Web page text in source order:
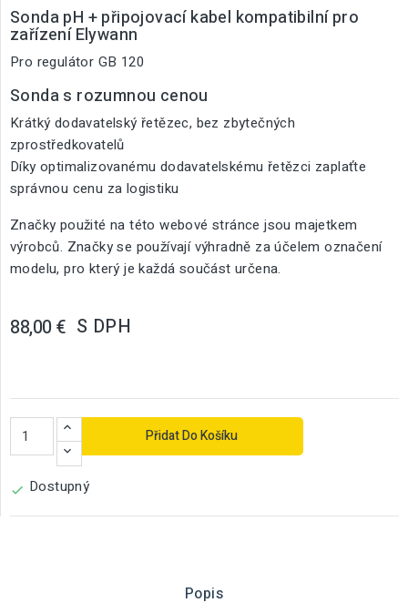
Sonda pH + připojovací kabel kompatibilní pro
zařízení Elywann
Pro regulátor GB 120
Sonda s rozumnou cenou
Krátký dodavatelský řetězec, bez zbytečných
zprostředkovatelů
Díky optimalizovanému dodavatelskému řetězci zaplaťte
správnou cenu za logistiku
Značky použité na této webové stránce jsou majetkem
výrobců. Značky se používají výhradně za účelem označení
modelu, pro který je každá součást určena.
88,00 € S DPH
Přidat Do Košíku
 Dostupný
Popis